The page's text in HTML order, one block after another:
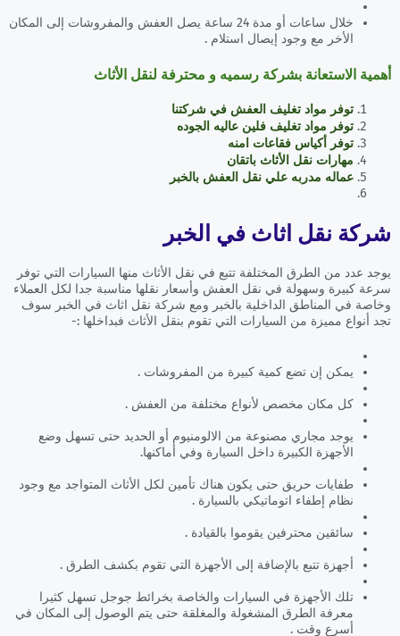
خلال ساعات أو مدة 24 ساعة يصل العفش والمفروشات إلى المكان
الأخر مع وجود إيصال استلام .
أهمية الاستعانة بشركة رسميه و محترفة لنقل الأثاث
توفر مواد تغليف العفش في شركتنا
توفر مواد تغليف فلين عاليه الجوده
توفر أكياس فقاعات امنه
مهارات نقل الأثاث باتقان
عماله مدربه علي نقل العفش بالخبر
شركة نقل اثاث في الخبر
يوجد عدد من الطرق المختلفة تتبع في نقل الأثاث منها السيارات التي توفر
سرعة كبيرة وسهولة في نقل العفش وأسعار نقلها مناسبة جدا لكل العملاء
وخاصة في المناطق الداخلية بالخبر ومع شركة نقل اثاث في الخبر سوف
تجد أنواع مميزة من السيارات التي تقوم بنقل الأثاث فبداخلها :-
يمكن إن تضع كمية كبيرة من المفروشات .
كل مكان مخصص لأنواع مختلفة من العفش .
يوجد مجاري مصنوعة من الالومنيوم أو الحديد حتى تسهل وضع
الأجهزة الكبيرة داخل السيارة وفي أماكنها.
طفايات حريق حتى يكون هناك تأمين لكل الأثاث المتواجد مع وجود
نظام إطفاء اتوماتيكي بالسيارة .
سائقين محترفين يقوموا بالقيادة .
أجهزة تتبع بالإضافة إلى الأجهزة التي تقوم بكشف الطرق .
تلك الأجهزة في السيارات والخاصة بخرائط جوجل تسهل كثيرا
معرفة الطرق المشغولة والمغلقة حتى يتم الوصول إلى المكان في
أسرع وقت .